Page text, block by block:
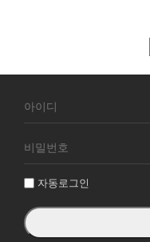
원
그
자동로그인